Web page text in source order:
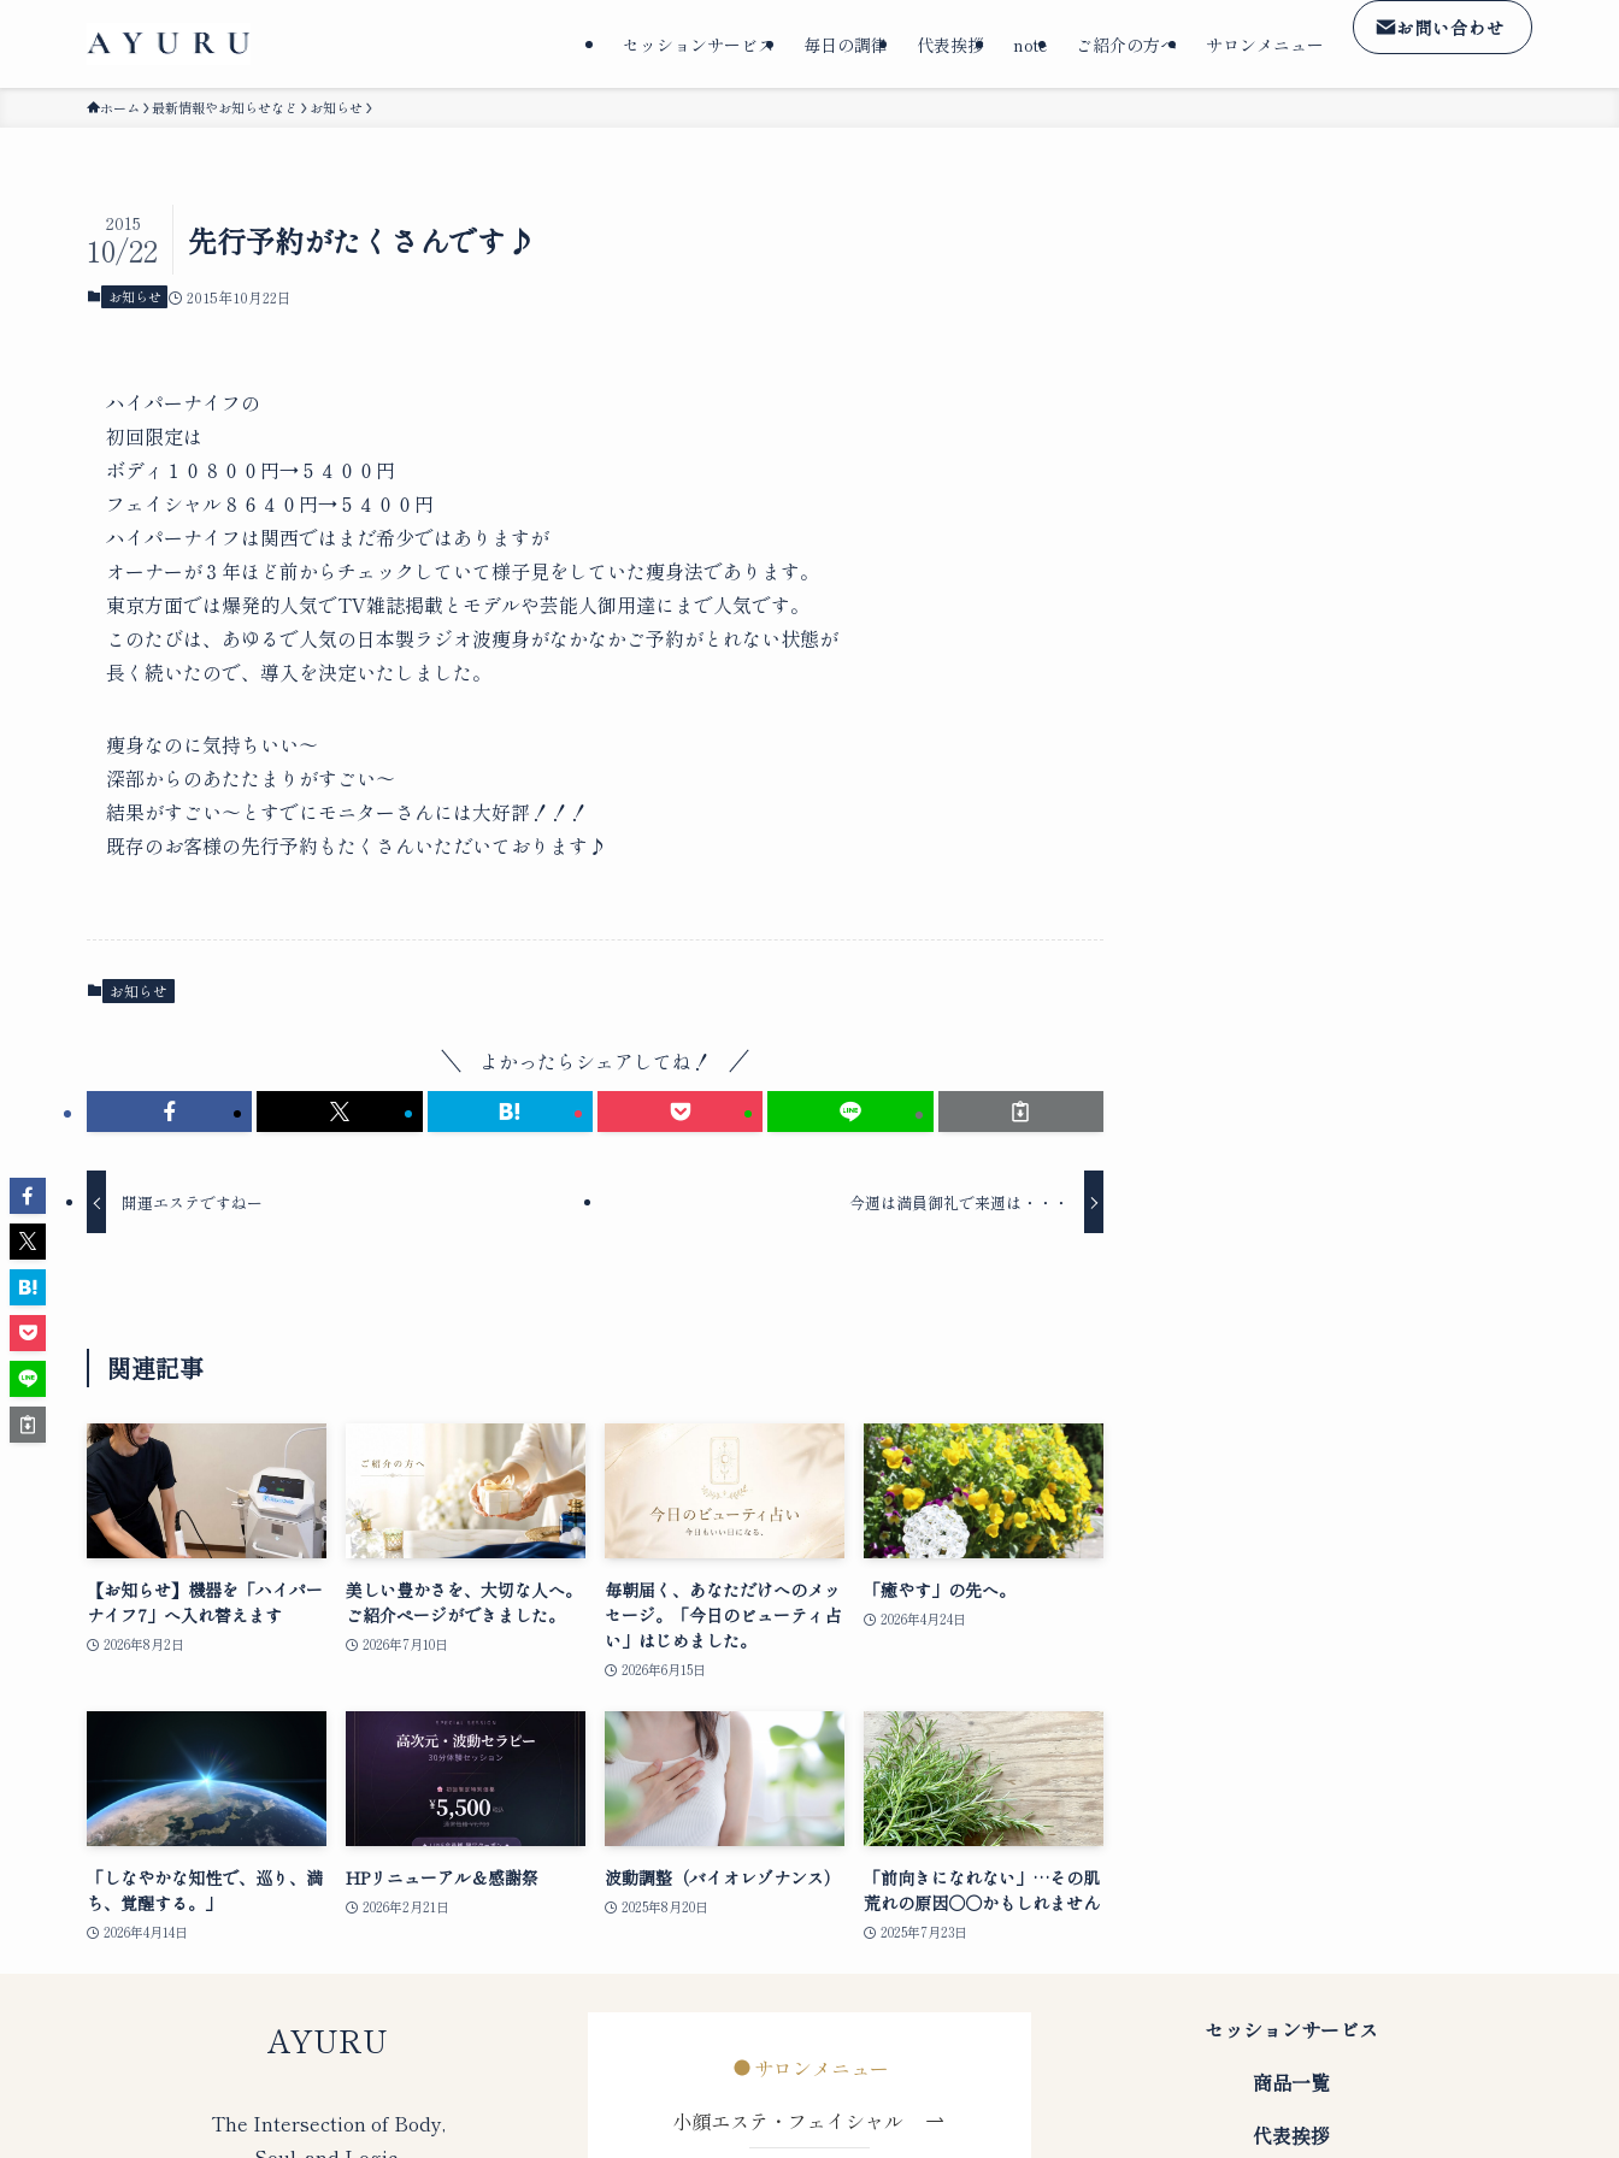
セッションサービス 毎日の調律 代表挨拶 note ご紹介の方へ サロンメニュー
お問い合わせ
ホーム 最新情報やお知らせなど お知らせ
先行予約がたくさんです♪
2015
10/22
お知らせ 2015年10月22日
ハイパーナイフの
初回限定は
ボディ１０８００円→５４００円
フェイシャル８６４０円→５４００円
ハイパーナイフは関西ではまだ希少ではありますが
オーナーが３年ほど前からチェックしていて様子見をしていた痩身法であります。
東京方面では爆発的人気でTV雑誌掲載とモデルや芸能人御用達にまで人気です。
このたびは、あゆるで人気の日本製ラジオ波痩身がなかなかご予約がとれない状態が
長く続いたので、導入を決定いたしました。
痩身なのに気持ちいい～
深部からのあたたまりがすごい～
結果がすごい～とすでにモニターさんには大好評！！！
既存のお客様の先行予約もたくさんいただいております♪
お知らせ
よかったらシェアしてね！
開運エステですねー 今週は満員御礼で来週は・・・
関連記事
【お知らせ】機器を「ハイパー
ナイフ7」へ入れ替えます
2026年8月2日
美しい豊かさを、大切な人へ。
ご紹介ページができました。
2026年7月10日
毎朝届く、あなただけへのメッ
セージ。「今日のビューティ占
い」はじめました。
2026年6月15日
「癒やす」の先へ。
2026年4月24日
「しなやかな知性で、巡り、満
ち、覚醒する。」
2026年4月14日
HPリニューアル＆感謝祭
2026年2月21日
波動調整（バイオレゾナンス）
2025年8月20日
「前向きになれない」…その肌
荒れの原因○○かもしれません
2025年7月23日
AYURU
The Intersection of Body,
サロンメニュー
小顔エステ・フェイシャル
セッションサービス
商品一覧
代表挨拶